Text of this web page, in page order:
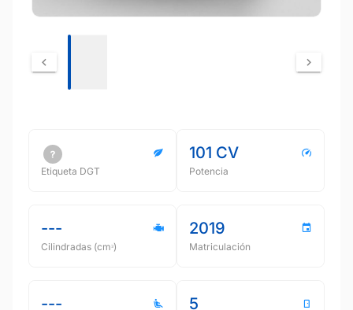
Etiqueta DGT
101 CV
Potencia
---
Cilindradas (cmᵌ)
2019
Matriculación
--- 5